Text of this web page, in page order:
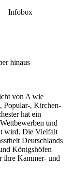
Infobox
hinaus
von A wie
Popular-, Kirchen-
hat ein
und
wird. Die Vielfalt
Deutschlands
Königshöfen
ihre Kammer- und